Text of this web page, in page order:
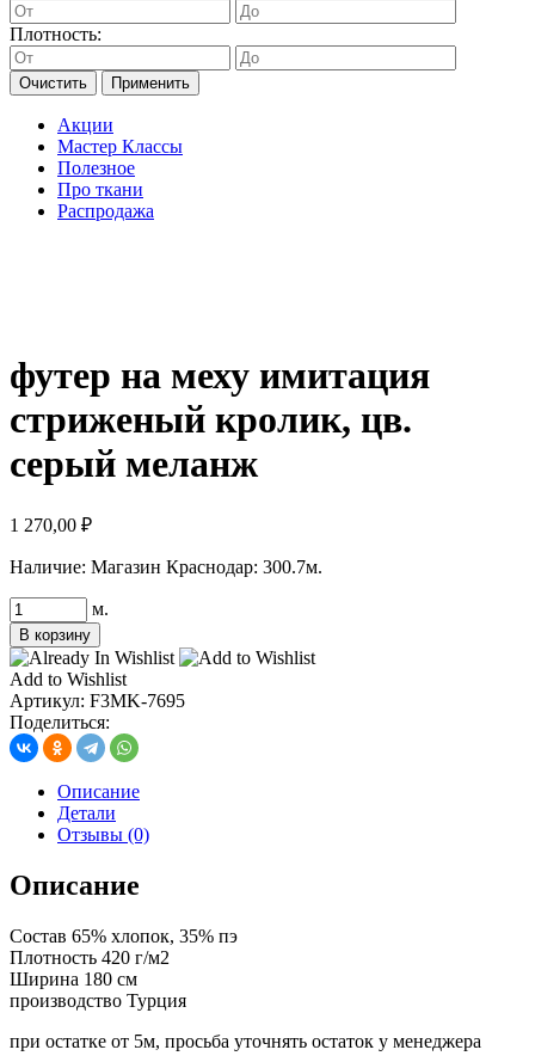
Плотность:
Очистить Применить
Акции
Мастер Классы
Полезное
Про ткани
Распродажа
футер на меху имитация
стриженый кролик, цв.
серый меланж
1 270,00 ₽
Наличие: Магазин Краснодар: 300.7м.
Количество
товара
футер
на
меху
имитация
стриженый
кролик,
серый
меланж
м.
В корзину
Add to Wishlist
Артикул: F3MK-7695
Поделиться:
Описание
Детали
Отзывы (0)
Описание
Состав 65% хлопок, 35% пэ
Плотность 420 г/м2
Ширина 180 см
производство Турция
при остатке от 5м, просьба уточнять остаток у менеджера